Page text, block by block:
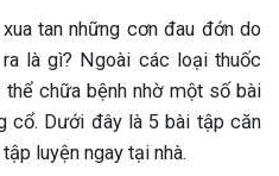
tan những cơn đau đớn do
là gì? Ngoài các loại thuốc
chữa bệnh nhờ một số bài
cổ. Dưới đây là 5 bài tập căn
luyện ngay tại nhà.